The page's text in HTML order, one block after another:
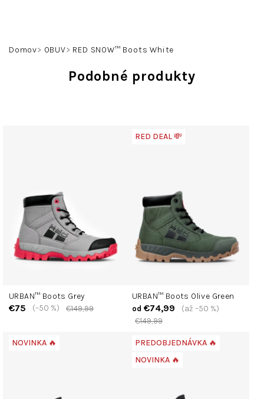
Domov OBUV RED SNOW™ Boots White
Podobné produkty
URBAN™ Boots Grey
€75 €149,99
(–50 %)
RED DEAL 💸
URBAN™ Boots Olive Green
od €74,99
€149,99
(až –50 %)
NOVINKA 🔥
PREDOBJEDNÁVKA 🔥
NOVINKA 🔥